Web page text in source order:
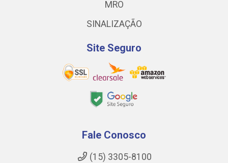
MRO
SINALIZAÇÃO
Site Seguro
Fale Conosco
(15) 3305-8100